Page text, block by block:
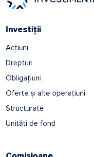
Investiții
Acțiuni
Drepturi
Obligațiuni
Oferte și alte operațiuni
Structurate
Unități de fond